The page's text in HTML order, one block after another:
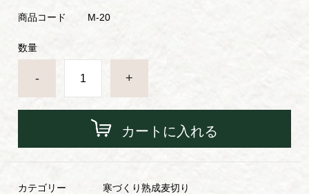
商品コード M-20
数量
- +
カートに入れる
カテゴリー 寒づくり熟成麦切り